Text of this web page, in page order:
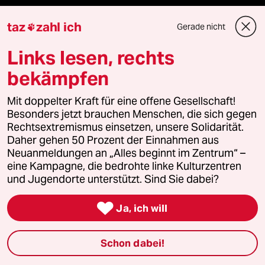
Reisen
Kantine
Shop
Anzeigen
Fragen & Hilfe
Feedback
taz zahl ich Gerade nicht
Links lesen, rechts
bekämpfen
Mit doppelter Kraft für eine offene Gesellschaft!
Besonders jetzt brauchen Menschen, die sich gegen
Rechtsextremismus einsetzen, unsere Solidarität.
Daher gehen 50 Prozent der Einnahmen aus
Neuanmeldungen an „Alles beginnt im Zentrum“ –
eine Kampagne, die bedrohte linke Kulturzentren
und Jugendorte unterstützt. Sind Sie dabei?
 Ja, ich will
Schon dabei!